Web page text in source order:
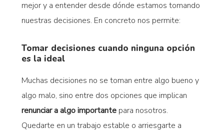
mejor y a entender desde dónde estamos tomando
nuestras decisiones. En concreto nos permite:
Tomar decisiones cuando ninguna opción
es la ideal
Muchas decisiones no se toman entre algo bueno y
algo malo, sino entre dos opciones que implican
renunciar a algo importantepara nosotros.
Quedarte en un trabajo estable o arriesgarte a